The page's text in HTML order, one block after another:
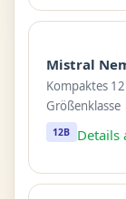
Mistral
Kompaktes
Größenklasse
12B Details